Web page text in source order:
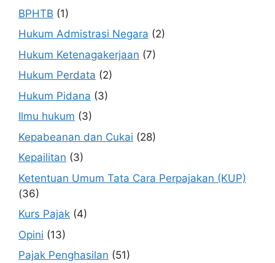
BPHTB (1)
Hukum Admistrasi Negara (2)
Hukum Ketenagakerjaan (7)
Hukum Perdata (2)
Hukum Pidana (3)
Ilmu hukum (3)
Kepabeanan dan Cukai (28)
Kepailitan (3)
Ketentuan Umum Tata Cara Perpajakan (KUP)
(36)
Kurs Pajak (4)
Opini (13)
Pajak Penghasilan (51)